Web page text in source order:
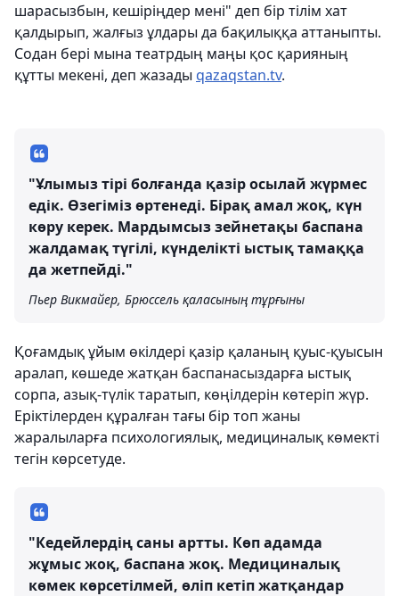
шарасызбын, кешіріңдер мені" деп бір тілім хат
қалдырып, жалғыз ұлдары да бақилыққа аттаныпты.
Содан бері мына театрдың маңы қос қарияның
құтты мекені, деп жазады qazaqstan.tv.
"Ұлымыз тірі болғанда қазір осылай жүрмес
едік. Өзегіміз өртенеді. Бірақ амал жоқ, күн
көру керек. Мардымсыз зейнетақы баспана
жалдамақ түгілі, күнделікті ыстық тамаққа
да жетпейді."
Пьер Викмайер, Брюссель қаласының тұрғыны
Қоғамдық ұйым өкілдері қазір қаланың қуыс-қуысын
аралап, көшеде жатқан баспанасыздарға ыстық
сорпа, азық-түлік таратып, көңілдерін көтеріп жүр.
Еріктілерден құралған тағы бір топ жаны
жаралыларға психологиялық, медициналық көмекті
тегін көрсетуде.
"Кедейлердің саны артты. Көп адамда
жұмыс жоқ, баспана жоқ. Медициналық
көмек көрсетілмей, өліп кетіп жатқандар